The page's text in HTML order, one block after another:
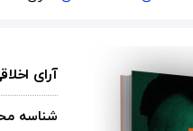
آرای
شناسه